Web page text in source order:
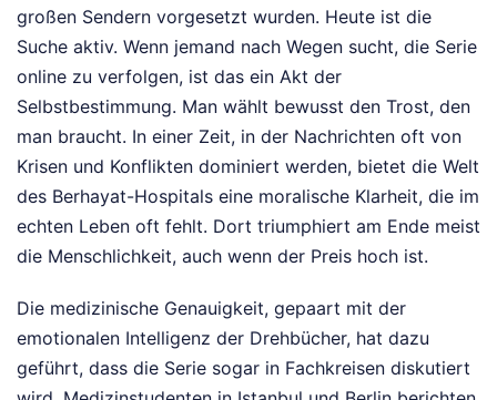
großen Sendern vorgesetzt wurden. Heute ist die
Suche aktiv. Wenn jemand nach Wegen sucht, die Serie
online zu verfolgen, ist das ein Akt der
Selbstbestimmung. Man wählt bewusst den Trost, den
man braucht. In einer Zeit, in der Nachrichten oft von
Krisen und Konflikten dominiert werden, bietet die Welt
des Berhayat-Hospitals eine moralische Klarheit, die im
echten Leben oft fehlt. Dort triumphiert am Ende meist
die Menschlichkeit, auch wenn der Preis hoch ist.
Die medizinische Genauigkeit, gepaart mit der
emotionalen Intelligenz der Drehbücher, hat dazu
geführt, dass die Serie sogar in Fachkreisen diskutiert